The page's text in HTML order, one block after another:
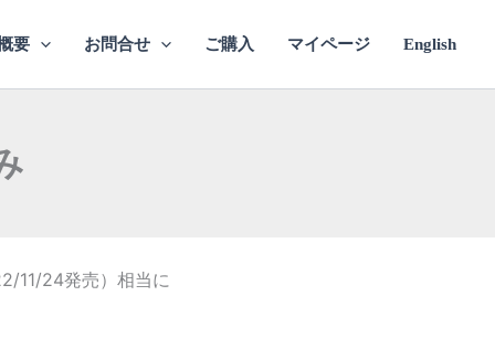
要 お問合せ ご購入 マイページ English
11/24発売）相当に